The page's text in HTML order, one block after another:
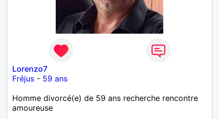
Lorenzo7
Fréjus - 59 ans
Homme divorcé(e) de 59 ans recherche rencontre
amoureuse